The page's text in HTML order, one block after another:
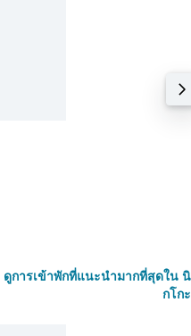
ดูการเข้าพักที่แนะนำมากที่สุดใน นิ
กโกะ